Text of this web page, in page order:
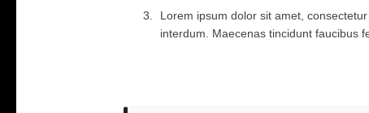
Lorem ipsum dolor sit amet,
interdum. Maecenas tincidunt faucibus